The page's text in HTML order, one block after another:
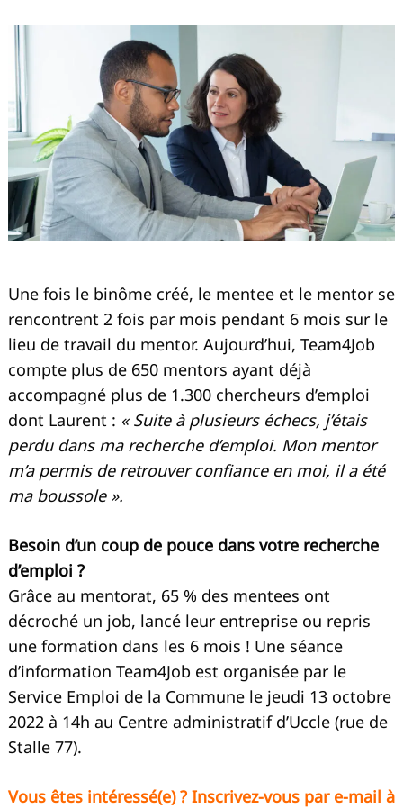
Une fois le binôme créé, le mentee et le mentor se
rencontrent 2 fois par mois pendant 6 mois sur le
lieu de travail du mentor. Aujourd’hui, Team4Job
compte plus de 650 mentors ayant déjà
accompagné plus de 1.300 chercheurs d’emploi
dont Laurent : « Suite à plusieurs échecs, j’étais
perdu dans ma recherche d’emploi. Mon mentor
m’a permis de retrouver confiance en moi, il a été
ma boussole ».
Besoin d’un coup de pouce dans votre recherche
d’emploi ?
Grâce au mentorat, 65 % des mentees ont
décroché un job, lancé leur entreprise ou repris
une formation dans les 6 mois ! Une séance
d’information Team4Job est organisée par le
Service Emploi de la Commune le jeudi 13 octobre
2022 à 14h au Centre administratif d’Uccle (rue de
Stalle 77).
Vous êtes intéressé(e) ? Inscrivez-vous par e-mail à